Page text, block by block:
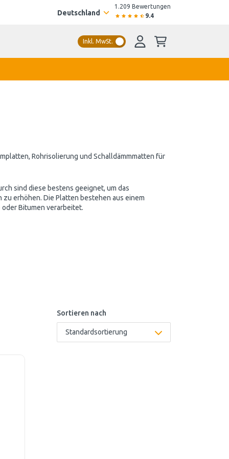
Deutschland
1.209 Bewertungen
9.4
Inkl. MwSt.
Rohrisolierung und Schalldämmmatten für
sind diese bestens geeignet, um das
erhöhen. Die Platten bestehen aus einem
Bitumen verarbeitet.
Sortieren nach